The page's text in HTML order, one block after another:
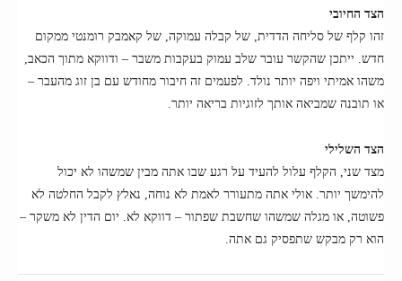
הצד החיובי
זהו קלף של סליחה הדדית, של קבלה עמוקה, של קאמבק רומנטי ממקום
חדש. ייתכן שהקשר עובר שלב עמוק בעקבות משבר – ודווקא מתוך הכאב,
משהו אמיתי ויפה יותר נולד. לפעמים זה חיבור מחודש עם בן זוג מהעבר –
או תובנה שמביאה אותך לזוגיות בריאה יותר.
הצד השלילי
מצד שני, הקלף עלול להעיד על רגע שבו אתה מבין שמשהו לא יכול
להימשך יותר. אולי אתה מתעורר לאמת לא נוחה, נאלץ לקבל החלטה לא
פשוטה, או מגלה שמשהו שחשבת שפתור – דווקא לא. יום הדין לא משקר –
הוא רק מבקש שתפסיק גם אתה.